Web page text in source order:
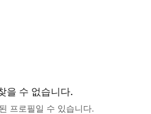
을 수 없습니다.
프로필일 수 있습니다.